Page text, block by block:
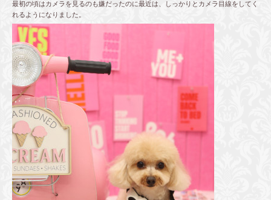
最初の頃はカメラを見るのも嫌だったのに最近は、しっかりとカメラ目線をしてく
れるようになりました。